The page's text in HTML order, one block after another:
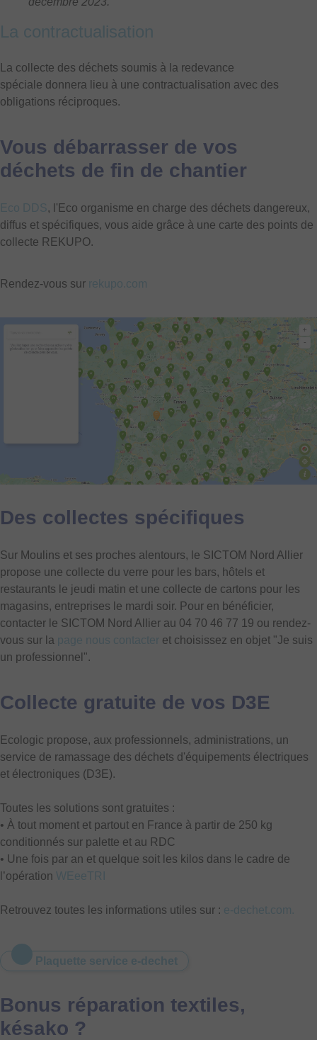
La contractualisation
La collecte des déchets soumis à la redevance
spéciale donnera lieu à une contractualisation avec des
obligations réciproques.
Vous débarrasser de vos
déchets de fin de chantier
Eco DDS , l'Eco organisme en charge des déchets dangereux,
diffus et spécifiques, vous aide grâce à une carte des points de
collecte REKUPO.
Rendez-vous sur rekupo.com
Des collectes spécifiques
Sur Moulins et ses proches alentours, le SICTOM Nord Allier
propose une collecte du verre pour les bars, hôtels et
restaurants le jeudi matin et une collecte de cartons pour les
magasins, entreprises le mardi soir. Pour en bénéficier,
contacter le SICTOM Nord Allier au 04 70 46 77 19 ou rendez-
vous sur la page nous contacter et choisissez en objet "Je suis
un professionnel".
Collecte gratuite de vos D3E
Ecologic propose, aux professionnels, administrations, un
service de ramassage des déchets d'équipements électriques
et électroniques (D3E).
Toutes les solutions sont gratuites :
• À tout moment et partout en France à partir de 250 kg
conditionnés sur palette et au RDC
• Une fois par an et quelque soit les kilos dans le cadre de
l’opération WEeeTRI
Retrouvez toutes les informations utiles sur : e-dechet.com.
Plaquette service e-dechet
Bonus réparation textiles,
késako ?